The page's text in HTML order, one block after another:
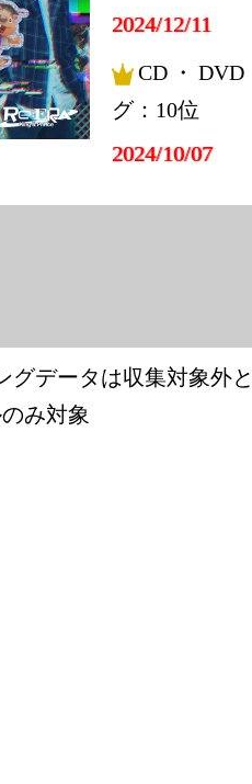
2024/12/11
CD・
グ：10位
2024/10/07
CD・
グ：13位
グデータは収集対象外
み対象